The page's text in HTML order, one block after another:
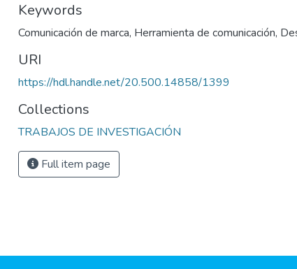
Keywords
Comunicación de marca, Herramienta de comunicación,
URI
https://hdl.handle.net/20.500.14858/1399
Collections
TRABAJOS DE INVESTIGACIÓN
Full item page